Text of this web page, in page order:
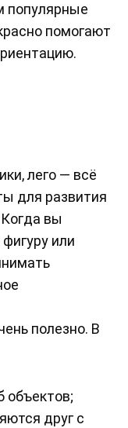
популярные
помогают
лего — всё
для развития
вы
или
полезно. В
объектов;
друг с